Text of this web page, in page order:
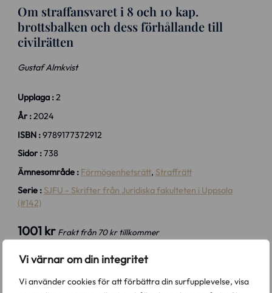
Vi värnar om din integritet
Vi använder cookies för att förbättra din surfupplevelse, visa
Om straffansvaret i 8 och 10 kap.
brottsbalken och dess förhållande till
civilrätten
Gustaf Almkvist
Upplaga :2
År :2024
ISBN :9789177372912
Sidor :738
Ämnesområde : Förmögenhetsrätt, Straffrätt
Serie : SJFU - Skrifter från Juridiska fakulteten i Uppsala
(#142)
1001 kr Frakt från 70 kr tillkommer
Antal